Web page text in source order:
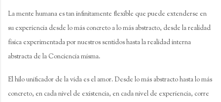
La mente humana es tan infinitamente flexible que puede extenderse en
su experiencia desde lo más concreto a lo más abstracto, desde la realidad
física experimentada por nuestros sentidos hasta la realidad interna
abstracta de la Conciencia misma.
El hilo unificador de la vida es el amor. Desde lo más abstracto hasta lo más
concreto, en cada nivel de existencia, en cada nivel de experiencia, corre